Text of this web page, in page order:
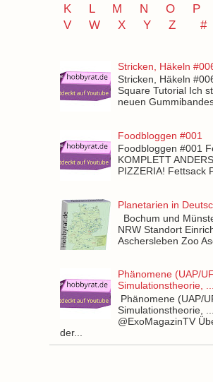
K
L M N O P
V
W X Y Z #
Stricken, Häkeln
Stricken, Häkeln
Square Tutorial Ich
neuen
Foodbloggen #001
Foodbloggen #001
KOMPLETT
PIZZERIA! Fettsack
Planetarien in
Bochum und
NRW Standort
Aschersleben Zoo
Phänomene (UAP/
Simulationstheorie,
Phänomene (UAP/
Simulationstheorie,
@ExoMagazinTV
der...